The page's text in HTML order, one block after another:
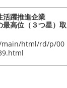
躍推進企業
最高位（３つ星）取
html/rd/p/00